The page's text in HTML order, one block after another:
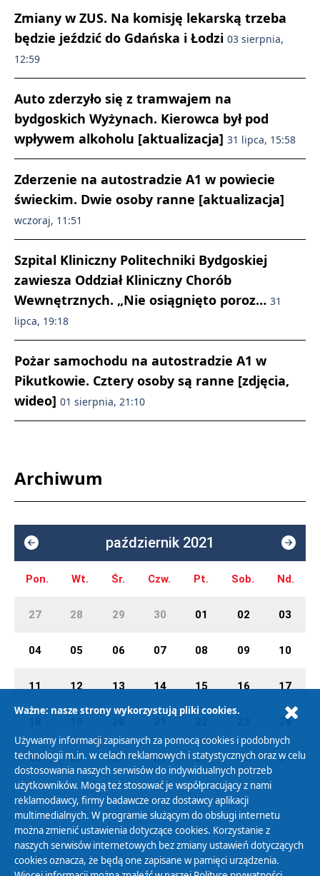
Zmiany w ZUS. Na komisję lekarską trzeba
będzie jeździć do Gdańska i Łodzi 03 sierpnia,
12:59
Auto zderzyło się z tramwajem na
bydgoskich Wyżynach. Kierowca był pod
wpływem alkoholu [aktualizacja] 31 lipca, 15:58
Zderzenie na autostradzie A1 w powiecie
świeckim. Dwie osoby ranne [aktualizacja]
wczoraj, 11:51
Szpital Kliniczny Politechniki Bydgoskiej
zawiesza Oddział Kliniczny Chorób
Wewnętrznych. „Nie osiągnięto poroz… 31
lipca, 19:18
Pożar samochodu na autostradzie A1 w
Pikutkowie. Cztery osoby są ranne [zdjęcia,
wideo] 01 sierpnia, 21:10
Archiwum
październik 2021
Pon. Wt. Śr. Czw. Pt. Sob. Nd.
27 28 29 30 01 02 03
04 05 06 07 08 09 10
11 12 13 14 15 16 17
24
25 26 27 28 29 30 31
Polityka Prywatności
Zasady korzystania z Serwisu
Ważne: nasze strony wykorzystują pliki cookies.
Używamy informacji zapisanych za pomocą cookies i podobnych
technologii m.in. w celach reklamowych i statystycznych oraz w celu
dostosowania naszych serwisów do indywidualnych potrzeb
użytkowników. Mogą też stosować je współpracujący z nami
reklamodawcy, firmy badawcze oraz dostawcy aplikacji
multimedialnych. W programie służącym do obsługi internetu
można zmienić ustawienia dotyczące cookies. Korzystanie z
naszych serwisów internetowych bez zmiany ustawień dotyczących
cookies oznacza, że będą one zapisane w pamięci urządzenia.